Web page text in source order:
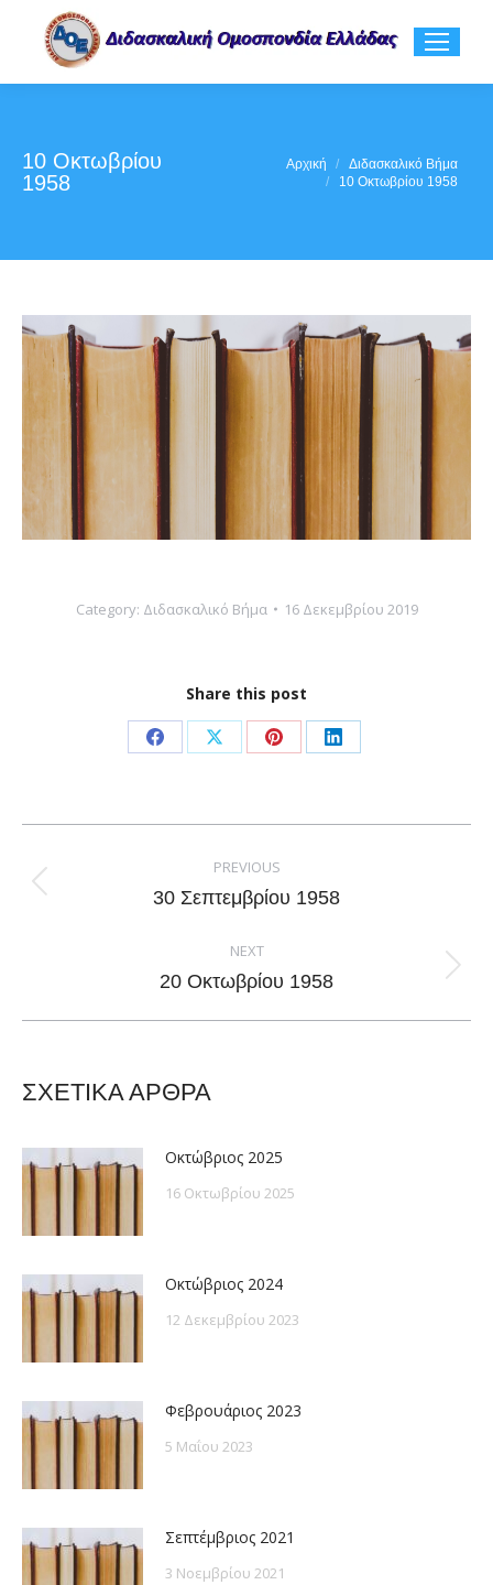
10 Οκτωβρίου
1958
Αρχική
Διδασκαλικό Βήμα
10 Οκτωβρίου 1958
Category: Διδασκαλικό Βήμα 16 Δεκεμβρίου 2019
Share this post
Share
Facebook
Share
X
Share
Pinterest
Share
LinkedIn
navigation
PREVIOUS
Previous
30 Σεπτεμβρίου 1958
NEXT
Next
20 Οκτωβρίου 1958
ΣΧΕΤΙΚΑ ΑΡΘΡΑ
Οκτώβριος 2025
16 Οκτωβρίου 2025
Οκτώβριος 2024
12 Δεκεμβρίου 2023
Φεβρουάριος 2023
5 Μαΐου 2023
Σεπτέμβριος 2021
3 Νοεμβρίου 2021